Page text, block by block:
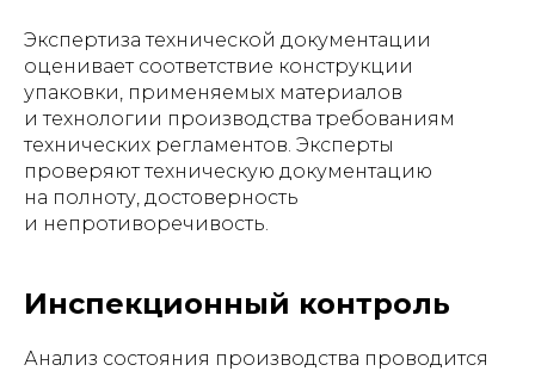
Экспертиза технической документации
оценивает соответствие конструкции
упаковки, применяемых материалов
и технологии производства требованиям
технических регламентов. Эксперты
проверяют техническую документацию
на полноту, достоверность
и непротиворечивость.
Инспекционный контроль
Анализ состояния производства проводится